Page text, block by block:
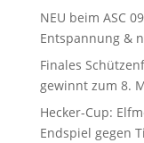
NEU beim ASC
Entspannung &
Finales
gewinnt zum 8.
Hecker-Cup:
Endspiel gegen